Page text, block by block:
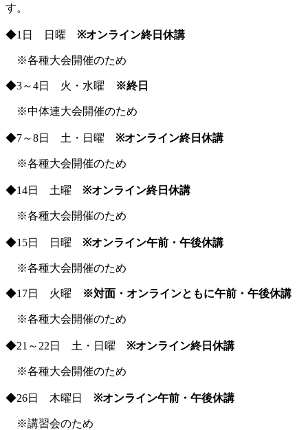
す。
◆1日 日曜 ※オンライン終日休講
※各種大会開催のため
◆3～4日 火・水曜 ※終日
※中体連大会開催のため
◆7～8日 土・日曜 ※オンライン終日休講
※各種大会開催のため
◆14日 土曜 ※オンライン終日休講
※各種大会開催のため
◆15日 日曜 ※オンライン午前・午後休講
※各種大会開催のため
◆17日 火曜 ※対面・オンラインともに午前・午後休講
※各種大会開催のため
◆21～22日 土・日曜 ※オンライン終日休講
※各種大会開催のため
◆26日 木曜日 ※オンライン午前・午後休講
※講習会のため